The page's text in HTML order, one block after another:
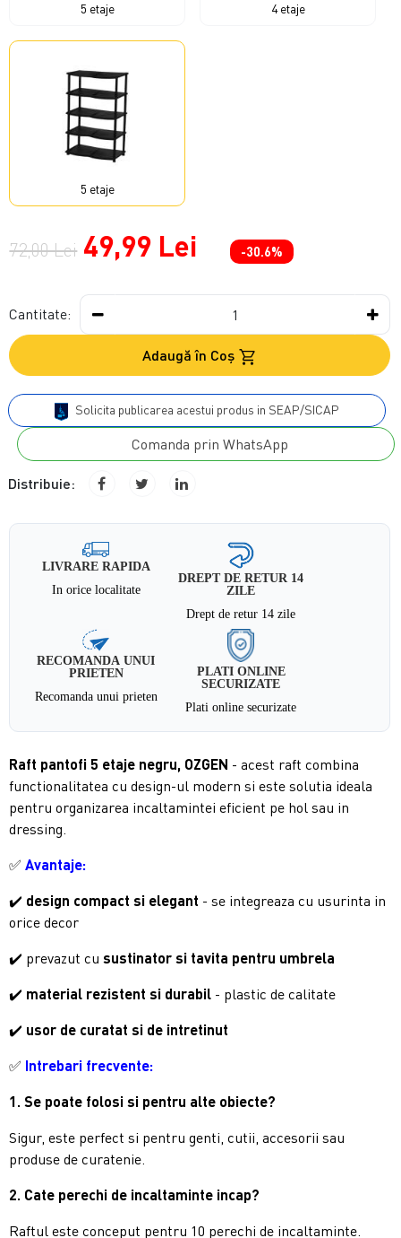
5 etaje 4 etaje
5 etaje
72,00 Lei 49,99 Lei -30.6%
Cantitate:
Adaugă în Coş
Solicita publicarea acestui produs in SEAP/SICAP
Comanda prin WhatsApp
Distribuie:
LIVRARE RAPIDA
In orice localitate
DREPT DE RETUR 14
ZILE
Drept de retur 14 zile
RECOMANDA UNUI
PRIETEN
Recomanda unui prieten
PLATI ONLINE
SECURIZATE
Plati online securizate
Raft pantofi 5 etaje negru, OZGEN - acest raft combina
functionalitatea cu design-ul modern si este solutia ideala
pentru organizarea incaltamintei eficient pe hol sau in
dressing.
✅Avantaje:
✔️ design compact si elegant - se integreaza cu usurinta in
orice decor
✔️ prevazut cusustinator si tavita pentru umbrela
✔️ material rezistent si durabil - plastic de calitate
✔️ usor de curatat si de intretinut
✅ Intrebari frecvente:
1. Se poate folosi si pentru alte obiecte?
Sigur, este perfect si pentru genti, cutii, accesorii sau
produse de curatenie.
2. Cate perechi de incaltaminte incap?
Raftul este conceput pentru 10 perechi de incaltaminte.